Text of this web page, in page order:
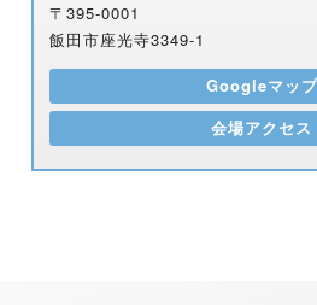
〒395-0001
飯田市座光寺3349-1
Googleマップ
会場アクセス